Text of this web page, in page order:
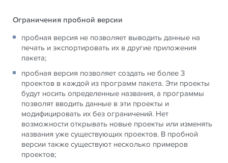
Ограничения пробной версии
пробная версия не позволяет выводить данные на
печать и экспортировать их в другие приложения
пакета;
пробная версия позволяет создать не более 3
проектов в каждой из программ пакета. Эти проекты
будут носить определенные названия, а программы
позволят вводить данные в эти проекты и
модифицировать их без ограничений. Нет
возможности открывать новые проекты или изменять
названия уже существующих проектов. В пробной
версии также существуют несколько примеров
проектов;